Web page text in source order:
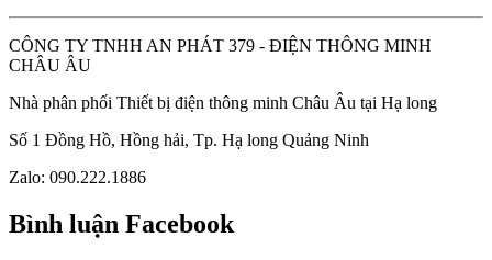
CÔNG TY TNHH AN PHÁT 379 - ĐIỆN THÔNG MINH
CHÂU ÂU
Nhà phân phối Thiết bị điện thông minh Châu Âu tại Hạ long
Số 1 Đồng Hồ, Hồng hải, Tp. Hạ long Quảng Ninh
Zalo: 090.222.1886
Bình luận Facebook